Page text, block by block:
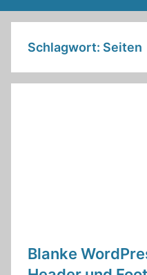
Schlagwort: Seiten
Blanke